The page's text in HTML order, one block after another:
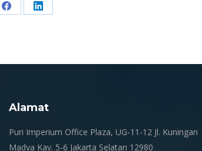
Share Share
Alamat
Puri Imperium Office Plaza, UG-11-12 Jl. Kuningan
Madya Kav. 5-6 Jakarta Selatan 12980